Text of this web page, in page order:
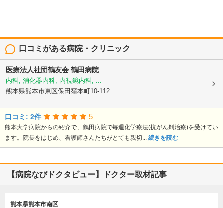
口コミがある病院・クリニック
医療法人社団鶴友会 鶴田病院
内科, 消化器内科, 内視鏡内科, ...
熊本県熊本市東区保田窪本町10-112
口コミ: 2件 5
熊本大学病院からの紹介で、鶴田病院で毎週化学療法(抗がん剤治療)を受けてい
ます。院長をはじめ、看護師さんたちがとても親切... 続きを読む
【病院なびドクタビュー】ドクター取材記事
熊本県熊本市南区